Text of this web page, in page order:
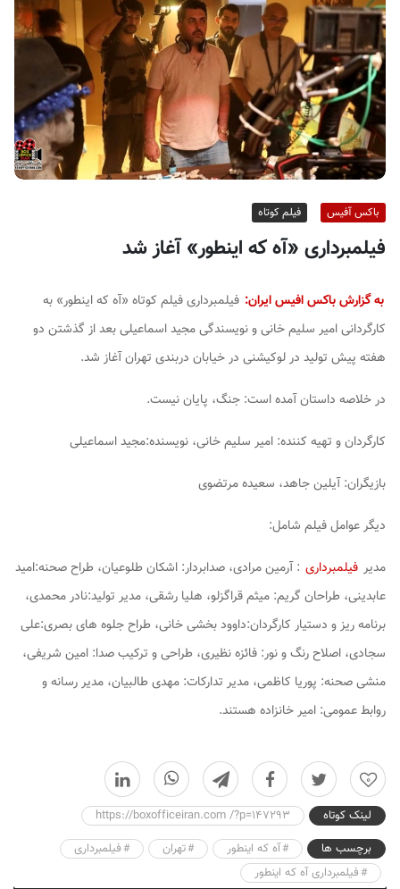
س
ا
ی
ر
ا
ن
باکس آفیس فیلم کوتاه
فیلمبرداری «آه که اینطور» آغاز شد
به گزارش باکس افیس ایران: فیلمبرداری فیلم کوتاه «آه که اینطور» به
کارگردانی امیر سلیم خانی و نویسندگی مجید اسماعیلی بعد از گذشتن دو
هفته پیش تولید در لوکیشنی در خیابان دربندی تهران آغاز شد.
در خلاصه داستان آمده است: جنگ، پایان نیست.
کارگردان و تهیه کننده: امیر سلیم خانی، نویسنده:مجید اسماعیلی
بازیگران: آیلین جاهد، سعیده مرتضوی
دیگر عوامل فیلم شامل:
مدیر فیلمبرداری : آرمین مرادی، صدابردار: اشکان طلوعیان، طراح صحنه:امید
عابدینی، طراحان گریم: میثم قراگزلو، هلیا رشقی، مدیر تولید:نادر محمدی،
برنامه ریز و دستیار کارگردان:داوود بخشی خانی، طراح جلوه های بصری:علی
سجادی، اصلاح رنگ و نور: فائزه نظیری، طراحی و ترکیب صدا: امین شریفی،
منشی صحنه: پوریا کاظمی، مدیر تدارکات: مهدی طالبیان، مدیر رسانه و
روابط عمومی: امیر خانزاده هستند.
0
لینک کوتاه
https://boxofficeiran.com /?p=147293
برچسب ها
آه که اینطور تهران
فیلمبرداری
فیلمبرداری آه که اینطور